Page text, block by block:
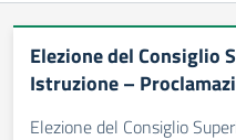
Elezione del Consiglio
Istruzione –
Elezione del Consiglio